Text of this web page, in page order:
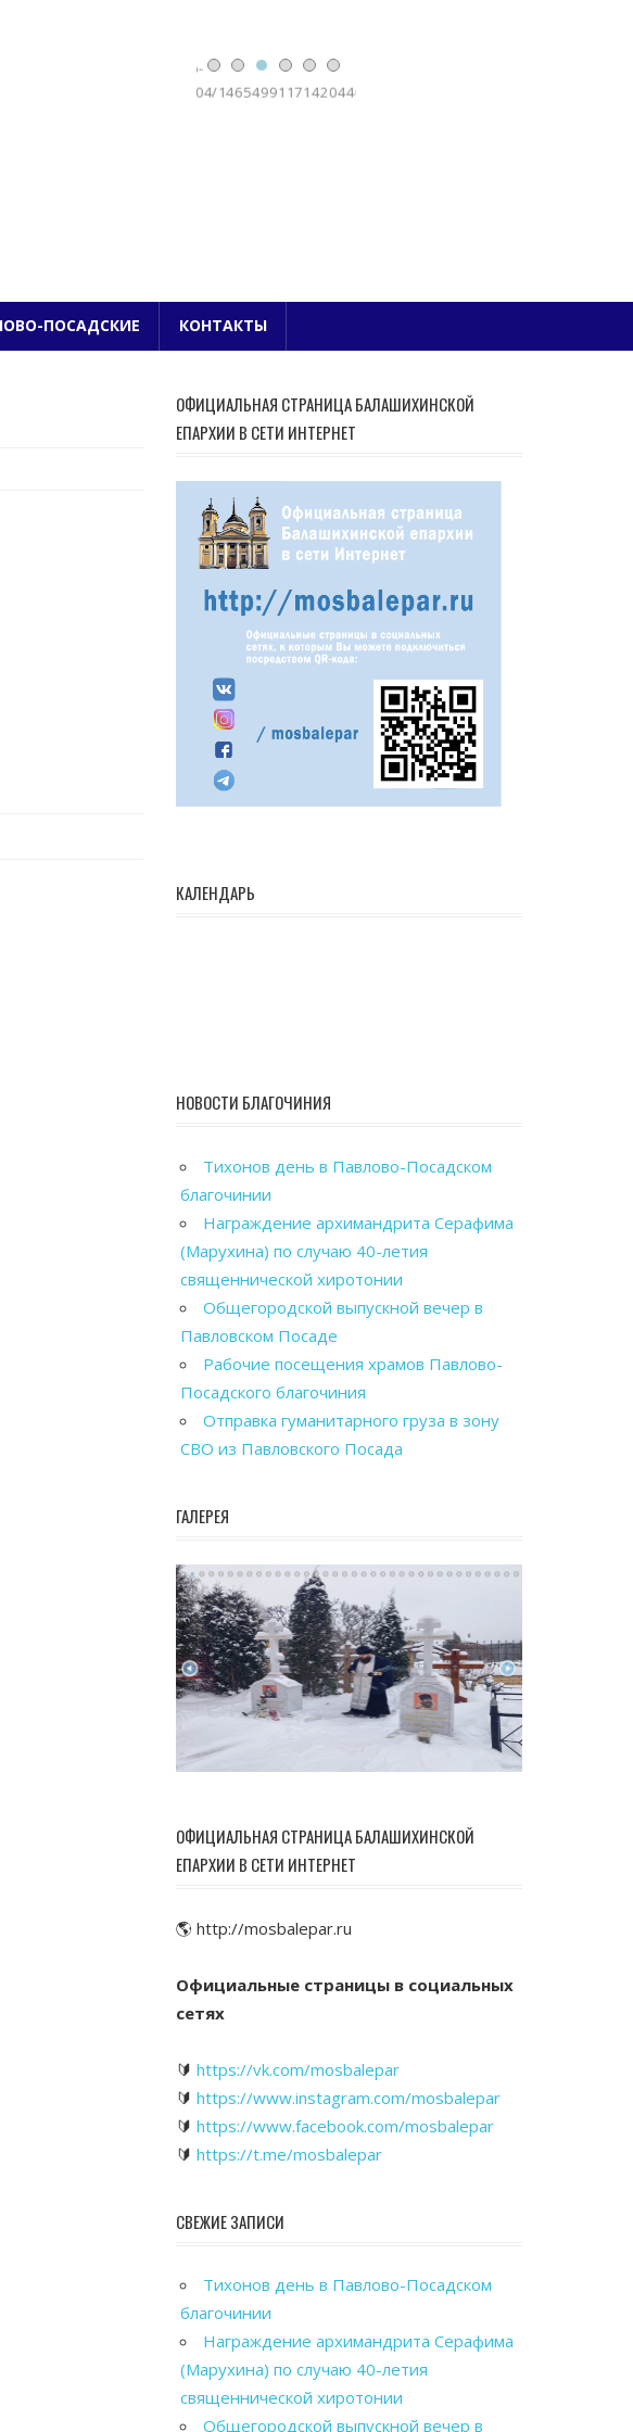
БЛАГОЧИНИЕ
ПОСАДСКИЕ КОНТАКТЫ
ОФИЦИАЛЬНАЯ СТРАНИЦА БАЛАШИХИНСКОЙ
ЕПАРХИИ В СЕТИ ИНТЕРНЕТ
КАЛЕНДАРЬ
НОВОСТИ БЛАГОЧИНИЯ
Тихонов день в Павлово-Посадском
благочинии
Награждение архимандрита Серафима
(Марухина) по случаю 40-летия
священнической хиротонии
Общегородской выпускной вечер в
Павловском Посаде
Рабочие посещения храмов Павлово-
Посадского благочиния
Отправка гуманитарного груза в зону
СВО из Павловского Посада
ГАЛЕРЕЯ
ОФИЦИАЛЬНАЯ СТРАНИЦА БАЛАШИХИНСКОЙ
ЕПАРХИИ В СЕТИ ИНТЕРНЕТ
🌎 http://mosbalepar.ru
Официальные страницы в социальных
сетях
🔰 https://vk.com/mosbalepar
🔰 https://www.instagram.com/mosbalepar
🔰 https://www.facebook.com/mosbalepar
🔰 https://t.me/mosbalepar
СВЕЖИЕ ЗАПИСИ
Тихонов день в Павлово-Посадском
благочинии
Награждение архимандрита Серафима
(Марухина) по случаю 40-летия
священнической хиротонии
Общегородской выпускной вечер в